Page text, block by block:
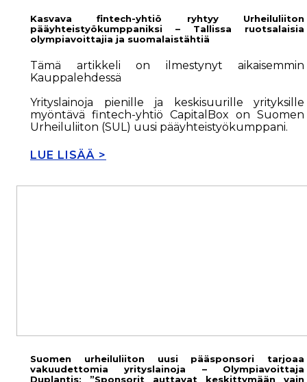
Kasvava fintech-yhtiö ryhtyy Urheiluliiton
pääyhteistyökumppaniksi – Tallissa ruotsalaisia
olympiavoittajia ja suomalaistähtiä
Tämä artikkeli on ilmestynyt aikaisemmin
Kauppalehdessä
Yrityslainoja pienille ja keskisuurille yrityksille
myöntävä fintech-yhtiö CapitalBox on Suomen
Urheiluliiton (SUL) uusi pääyhteistyökumppani.
LUE LISÄÄ >
Suomen urheiluliiton uusi pääsponsori tarjoaa
vakuudettomia yrityslainoja – Olympiavoittaja
Duplantis: ”Sponsorit auttavat keskittymään vain